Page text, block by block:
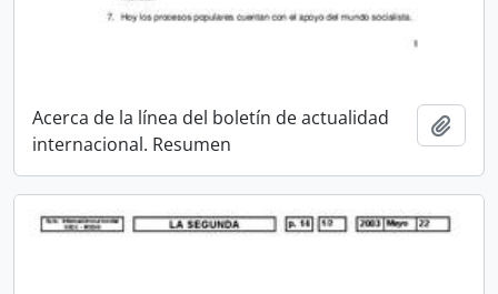
Acerca de la línea del boletín de actualidad
internacional. Resumen